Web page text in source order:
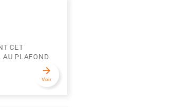
CET
AU PLAFOND
arrow_forward
Voir